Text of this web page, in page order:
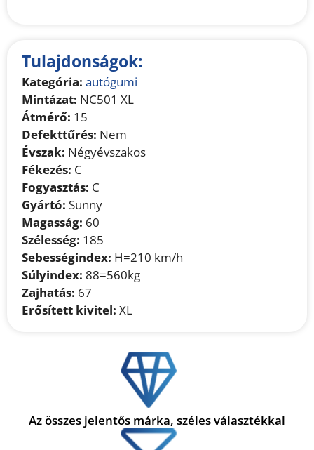
Tulajdonságok:
Kategória: autógumi
Mintázat: NC501 XL
Átmérő: 15
Defekttűrés: Nem
Évszak: Négyévszakos
Fékezés: C
Fogyasztás: C
Gyártó: Sunny
Magasság: 60
Szélesség: 185
Sebességindex: H=210 km/h
Súlyindex: 88=560kg
Zajhatás: 67
Erősített kivitel: XL
Az összes jelentős márka, széles választékkal